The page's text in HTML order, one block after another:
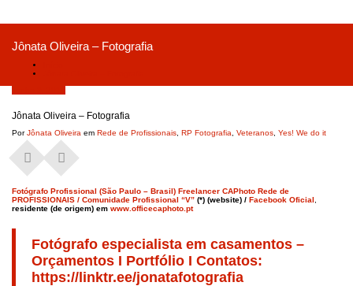
Jônata Oliveira – Fotografia
Jônata Oliveira – Fotografia
PorJônata Oliveira em Rede de Profissionais RP Fotografia Veteranos Yes! We do it
Fotógrafo Profissional (São Paulo – Brasil) Freelancer CAPhoto Rede de
PROFISSIONAIS / Comunidade Profissional “V” (*) (website) / Facebook Oficial
residente (de origem) em www.officecaphoto.pt
Fotógrafo especialista em casamentos –
Orçamentos I Portfólio I Contatos:
https://linktr.ee/jonatafotografia